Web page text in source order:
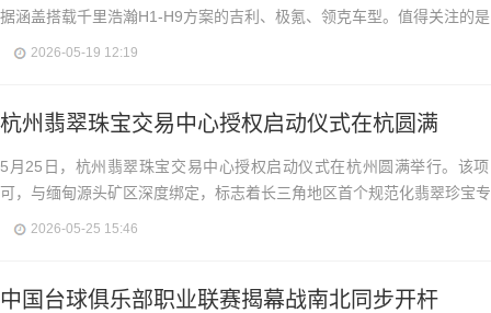
据涵盖搭载千里浩瀚H1-H9方案的吉利、极氪、领克车型。值得关注的
2026-05-19 12:19
杭州翡翠珠宝交易中心授权启动仪式在杭圆满
5月25日，杭州翡翠珠宝交易中心授权启动仪式在杭州圆满举行。该
可，与缅甸源头矿区深度绑定，标志着长三角地区首个规范化翡翠珍宝
2026-05-25 15:46
中国台球俱乐部职业联赛揭幕战南北同步开杆